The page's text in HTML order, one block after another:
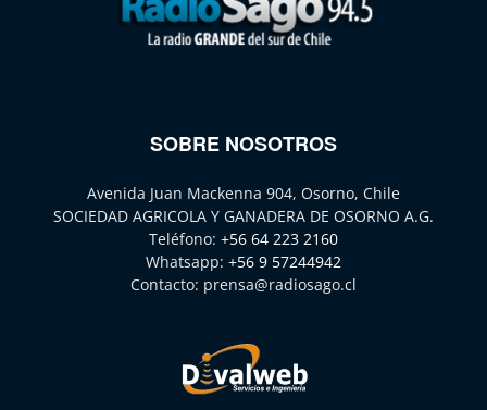
SOBRE NOSOTROS
Avenida Juan Mackenna 904, Osorno, Chile
SOCIEDAD AGRICOLA Y GANADERA DE OSORNO A.G.
Teléfono: +56 64 223 2160
Whatsapp: +56 9 57244942
Contacto: prensa@radiosago.cl